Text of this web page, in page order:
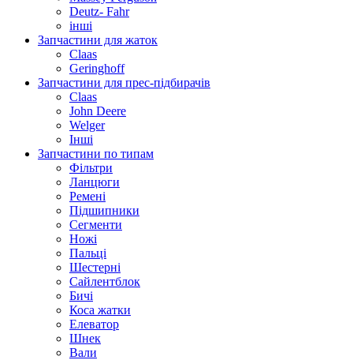
Deutz- Fahr
інші
Запчастини для жаток
Claas
Geringhoff
Запчастини для прес-підбирачів
Claas
John Deere
Welger
Інші
Запчастини по типам
Фільтри
Ланцюги
Ремені
Підшипники
Сегменти
Ножі
Пальці
Шестерні
Сайлентблок
Бичі
Коса жатки
Елеватор
Шнек
Вали